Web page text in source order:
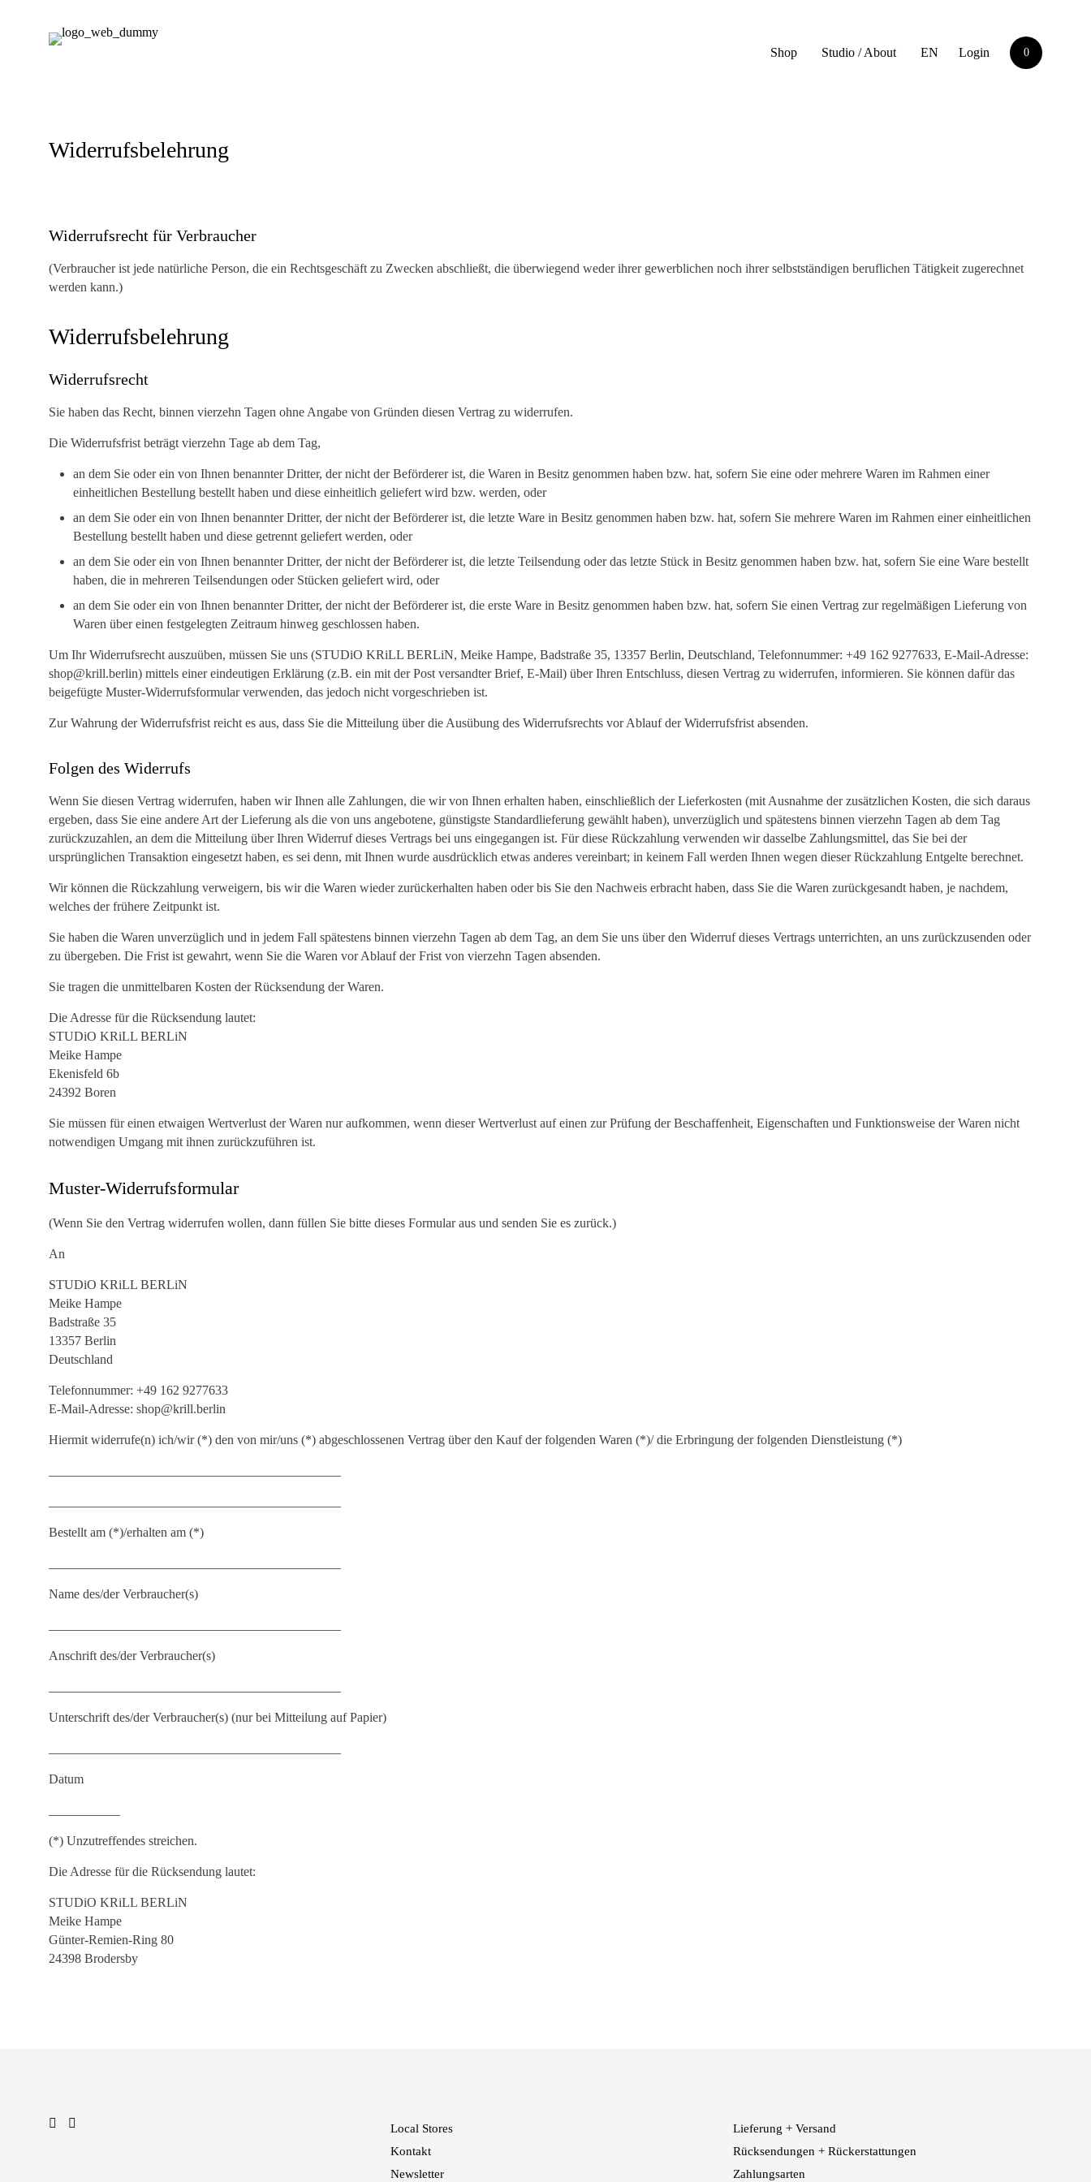
Login 0
Shop Studio / About EN
Widerrufsbelehrung
Widerrufsrecht für Verbraucher
(Verbraucher ist jede natürliche Person, die ein Rechtsgeschäft zu Zwecken abschließt, die überwiegend weder ihrer gewerblichen noch ihrer selbstständigen beruflichen Tätigkeit zugerechnet
werden kann.)
Widerrufsbelehrung
Widerrufsrecht
Sie haben das Recht, binnen vierzehn Tagen ohne Angabe von Gründen diesen Vertrag zu widerrufen.
Die Widerrufsfrist beträgt vierzehn Tage ab dem Tag,
an dem Sie oder ein von Ihnen benannter Dritter, der nicht der Beförderer ist, die Waren in Besitz genommen haben bzw. hat, sofern Sie eine oder mehrere Waren im Rahmen einer
einheitlichen Bestellung bestellt haben und diese einheitlich geliefert wird bzw. werden, oder
an dem Sie oder ein von Ihnen benannter Dritter, der nicht der Beförderer ist, die letzte Ware in Besitz genommen haben bzw. hat, sofern Sie mehrere Waren im Rahmen einer einheitlichen
Bestellung bestellt haben und diese getrennt geliefert werden, oder
an dem Sie oder ein von Ihnen benannter Dritter, der nicht der Beförderer ist, die letzte Teilsendung oder das letzte Stück in Besitz genommen haben bzw. hat, sofern Sie eine Ware bestellt
haben, die in mehreren Teilsendungen oder Stücken geliefert wird, oder
an dem Sie oder ein von Ihnen benannter Dritter, der nicht der Beförderer ist, die erste Ware in Besitz genommen haben bzw. hat, sofern Sie einen Vertrag zur regelmäßigen Lieferung von
Waren über einen festgelegten Zeitraum hinweg geschlossen haben.
Um Ihr Widerrufsrecht auszuüben, müssen Sie uns (STUDiO KRiLL BERLiN, Meike Hampe, Badstraße 35, 13357 Berlin, Deutschland, Telefonnummer: +49 162 9277633, E-Mail-Adresse:
shop@krill.berlin) mittels einer eindeutigen Erklärung (z.B. ein mit der Post versandter Brief, E-Mail) über Ihren Entschluss, diesen Vertrag zu widerrufen, informieren. Sie können dafür das
beigefügte Muster-Widerrufsformular verwenden, das jedoch nicht vorgeschrieben ist.
Zur Wahrung der Widerrufsfrist reicht es aus, dass Sie die Mitteilung über die Ausübung des Widerrufsrechts vor Ablauf der Widerrufsfrist absenden.
Folgen des Widerrufs
Wenn Sie diesen Vertrag widerrufen, haben wir Ihnen alle Zahlungen, die wir von Ihnen erhalten haben, einschließlich der Lieferkosten (mit Ausnahme der zusätzlichen Kosten, die sich daraus
ergeben, dass Sie eine andere Art der Lieferung als die von uns angebotene, günstigste Standardlieferung gewählt haben), unverzüglich und spätestens binnen vierzehn Tagen ab dem Tag
zurückzuzahlen, an dem die Mitteilung über Ihren Widerruf dieses Vertrags bei uns eingegangen ist. Für diese Rückzahlung verwenden wir dasselbe Zahlungsmittel, das Sie bei der
ursprünglichen Transaktion eingesetzt haben, es sei denn, mit Ihnen wurde ausdrücklich etwas anderes vereinbart; in keinem Fall werden Ihnen wegen dieser Rückzahlung Entgelte berechnet.
Wir können die Rückzahlung verweigern, bis wir die Waren wieder zurückerhalten haben oder bis Sie den Nachweis erbracht haben, dass Sie die Waren zurückgesandt haben, je nachdem,
welches der frühere Zeitpunkt ist.
Sie haben die Waren unverzüglich und in jedem Fall spätestens binnen vierzehn Tagen ab dem Tag, an dem Sie uns über den Widerruf dieses Vertrags unterrichten, an uns zurückzusenden oder
zu übergeben. Die Frist ist gewahrt, wenn Sie die Waren vor Ablauf der Frist von vierzehn Tagen absenden.
Sie tragen die unmittelbaren Kosten der Rücksendung der Waren.
Die Adresse für die Rücksendung lautet:
STUDiO KRiLL BERLiN
Meike Hampe
Ekenisfeld 6b
24392 Boren
Sie müssen für einen etwaigen Wertverlust der Waren nur aufkommen, wenn dieser Wertverlust auf einen zur Prüfung der Beschaffenheit, Eigenschaften und Funktionsweise der Waren nicht
notwendigen Umgang mit ihnen zurückzuführen ist.
Muster-Widerrufsformular
(Wenn Sie den Vertrag widerrufen wollen, dann füllen Sie bitte dieses Formular aus und senden Sie es zurück.)
An
STUDiO KRiLL BERLiN
Meike Hampe
Badstraße 35
13357 Berlin
Deutschland
Telefonnummer: +49 162 9277633
E-Mail-Adresse: shop@krill.berlin
Hiermit widerrufe(n) ich/wir (*) den von mir/uns (*) abgeschlossenen Vertrag über den Kauf der folgenden Waren (*)/ die Erbringung der folgenden Dienstleistung (*)
Bestellt am (*)/erhalten am (*)
Name des/der Verbraucher(s)
Anschrift des/der Verbraucher(s)
Unterschrift des/der Verbraucher(s) (nur bei Mitteilung auf Papier)
Datum
(*) Unzutreffendes streichen.
Die Adresse für die Rücksendung lautet:
STUDiO KRiLL BERLiN
Meike Hampe
Günter-Remien-Ring 80
24398 Brodersby
Local Stores
Kontakt
Newsletter
Lieferung + Versand
Rücksendungen + Rückerstattungen
Zahlungsarten